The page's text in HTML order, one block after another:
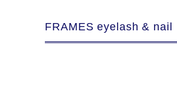
FRAMES eyelash & nail